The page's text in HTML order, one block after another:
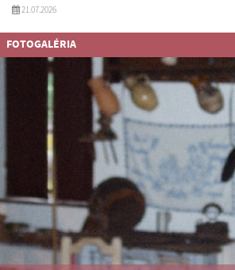
21.07.2026
FOTOGALÉRIA